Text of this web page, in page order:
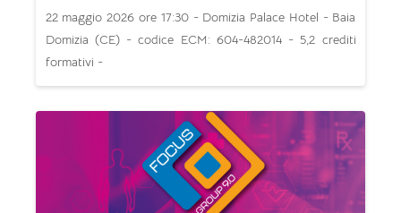
22 maggio 2026 ore 17:30 - Domizia Palace Hotel - Baia
Domizia (CE) - codice ECM: 604-482014 - 5,2 crediti
formativi -